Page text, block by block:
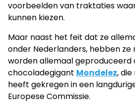
voorbeelden van traktaties
kunnen kiezen.
Maar naast het feit dat ze
onder Nederlanders, hebben ze
worden allemaal geproduceerd
chocoladegigant Mondelez, die
heeft gekregen in een
Europese Commissie.